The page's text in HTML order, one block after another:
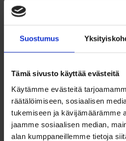
Suostumus
Tämä sivusto käyttää evästeitä
Käytämme evästeitä
räätälöimiseen, sosiaalisen
tukemiseen ja kävijämäärämme
jaamme sosiaalisen median,
alan kumppaneillemme tietoja
Kaikkien